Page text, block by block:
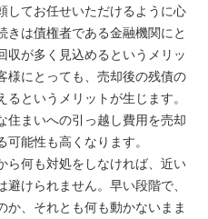
してお任せいただけるように心
きは債権者である金融機関にと
収が多く見込めるというメリッ
様にとっても、売却後の残債の
というメリットが生じます。
住まいへの引っ越し費用を売却
能性も高くなります。
ら何も対処をしなければ、近い
けられません。早い段階で、
か、それとも何も動かないまま